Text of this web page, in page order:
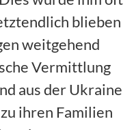
blieben
weitgehend
Vermittlung
aus der Ukraine
ihren Familien